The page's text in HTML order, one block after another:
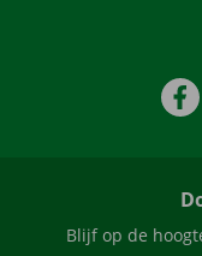
Blijf op de